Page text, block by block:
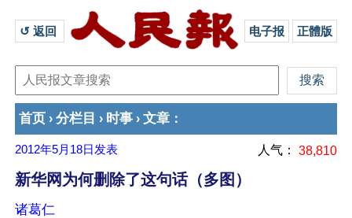
↺ 返回 电子报 正體版
首页 › 分栏目 › 时事 › 文章 ：
2012年5月18日 发表 人气： 38,810
新华网为何删除了这句话（多图）
诸葛仁